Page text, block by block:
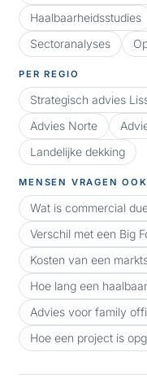
Haalbaarheidsstudies
Sectoranalyses
PER REGIO
Strategisch advies
Advies Norte
Landelijke dekking
MENSEN VRAGEN OOK
Wat is commercial
Verschil met een Big
Kosten van een
Hoe lang een
Advies voor family
Hoe een project is